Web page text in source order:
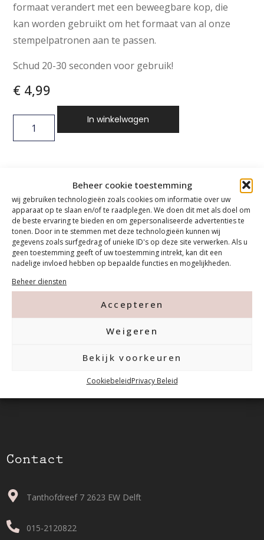
Beheer cookie toestemming
wij gebruiken technologieën zoals cookies om informatie over uw
apparaat op te slaan en/of te raadplegen. We doen dit met als doel om
de beste ervaring te bieden en om gepersonaliseerde advertenties te
tonen. Door in te stemmen met deze technologieën kunnen wij
gegevens zoals surfgedrag of unieke ID's op deze site verwerken. Als u
geen toestemming geeft of uw toestemming intrekt, kan dit een
nadelige invloed hebben op bepaalde functies en mogelijkheden.
Beheer diensten
Accepteren
Weigeren
Bekijk voorkeuren
CookiebeleidPrivacy Beleid
formaat verandert met een beweegbare kop, die
kan worden gebruikt om het formaat van al onze
stempelpatronen aan te passen.
Schud 20-30 seconden voor gebruik!
€ 4,99
In winkelwagen
Contact
Tanthofdreef 7 2623 EW Delft
015-2120822